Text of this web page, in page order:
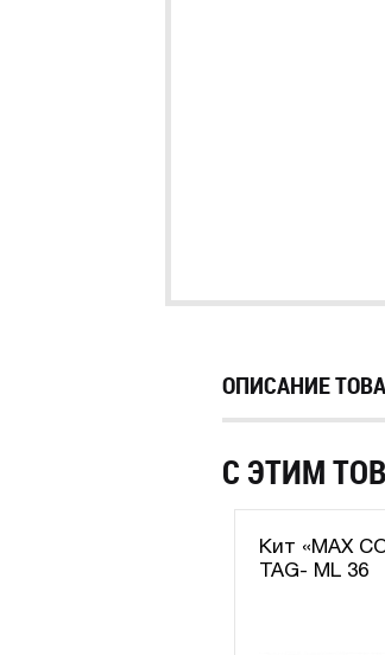
ОПИСАНИЕ
С ЭТИМ
Кит «MAX
TAG- ML 36